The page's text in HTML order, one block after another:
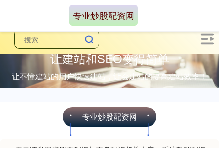
让建站和SEO变得简单
让不懂建站的用户快速建站，让会建站的提高建站效率！
专业炒股配资网
专业炒股配资网